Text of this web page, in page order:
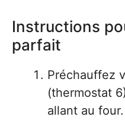
Instructions
parfait
Préchauffez
(thermostat
allant au four.